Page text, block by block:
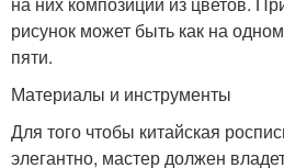
рисунок может быть как на
пяти.
Материалы и инструменты
Для того чтобы китайская
элегантно, мастер должен